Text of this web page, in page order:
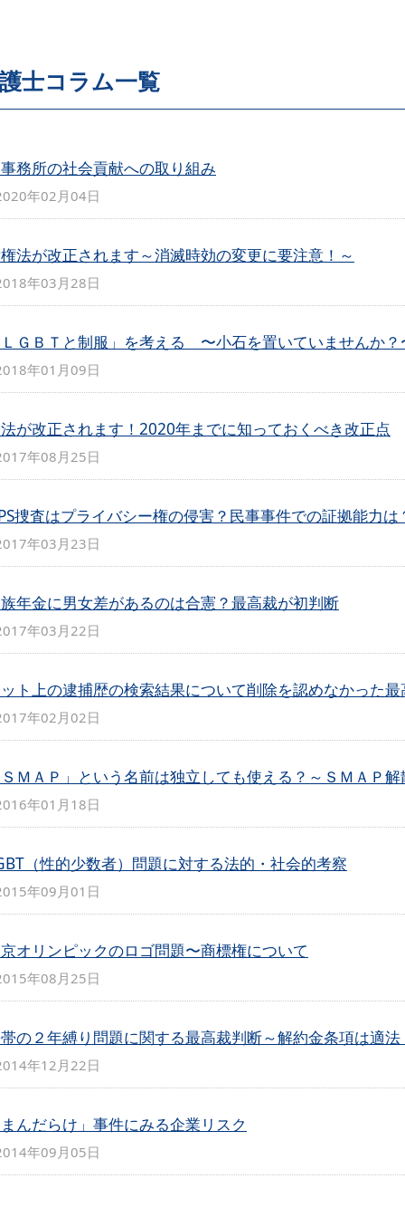
士コラム一覧
務所の社会貢献への取り組み
年02月04日
法が改正されます～消滅時効の変更に要注意！～
年03月28日
ＧＢＴと制服」を考える 〜小石を置いていませんか？
年01月09日
が改正されます！2020年までに知っておくべき改正点
年08月25日
捜査はプライバシー権の侵害？民事事件での証拠能力は
年03月23日
年金に男女差があるのは合憲？最高裁が初判断
年03月22日
ト上の逮捕歴の検索結果について削除を認めなかった
年02月02日
ＭＡＰ」という名前は独立しても使える？～ＳＭＡＰ
年01月18日
（性的少数者）問題に対する法的・社会的考察
年09月01日
オリンピックのロゴ問題〜商標権について
年08月25日
の２年縛り問題に関する最高裁判断～解約金条項は適法
年12月22日
んだらけ」事件にみる企業リスク
年09月05日